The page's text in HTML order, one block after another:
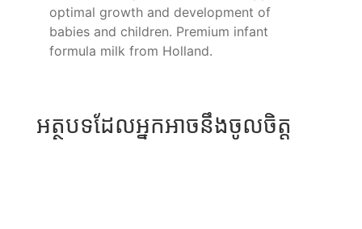
optimal growth and development of
babies and children. Premium infant
formula milk from Holland.
អត្ថបទដែលអ្នកអាចនឹងចូលចិត្ត